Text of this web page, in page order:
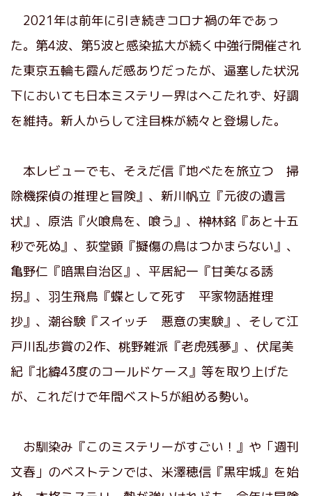
2021年は前年に引き続きコロナ禍の年であっ
た。第4波、第5波と感染拡大が続く中強行開催され
た東京五輪も霞んだ感ありだったが、逼塞した状況
下においても日本ミステリー界はへこたれず、好調
を維持。新人からして注目株が続々と登場した。
本レビューでも、そえだ信『地べたを旅立つ 掃
除機探偵の推理と冒険』、新川帆立『元彼の遺言
状』、原浩『火喰鳥を、喰う』、榊林銘『あと十五
秒で死ぬ』、荻堂顕『擬傷の鳥はつかまらない』、
亀野仁『暗黒自治区』、平居紀一『甘美なる誘
拐』、羽生飛鳥『蝶として死す 平家物語推理
抄』、潮谷験『スイッチ 悪意の実験』、そして江
戸川乱歩賞の2作、桃野雑派『老虎残夢』、伏尾美
紀『北緯43度のコールドケース』等を取り上げた
が、これだけで年間ベスト5が組める勢い。
お馴染み『このミステリーがすごい！』や「週刊
文春」のベストテンでは、米澤穂信『黒牢城』を始